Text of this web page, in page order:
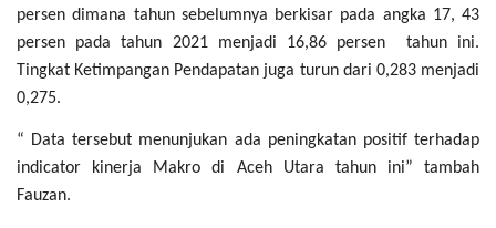
persen dimana tahun sebelumnya berkisar pada angka 17, 43
persen pada tahun 2021 menjadi 16,86 persen tahun ini.
Tingkat Ketimpangan Pendapatan juga turun dari 0,283 menjadi
0,275.
“ Data tersebut menunjukan ada peningkatan positif terhadap
indicator kinerja Makro di Aceh Utara tahun ini” tambah
Fauzan.